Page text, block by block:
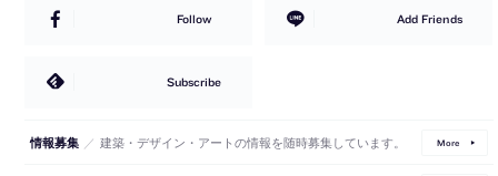
Follow Add Friends
Subscribe
情報募集 ／ 建築・デザイン・アートの情報を随時募集しています。 More